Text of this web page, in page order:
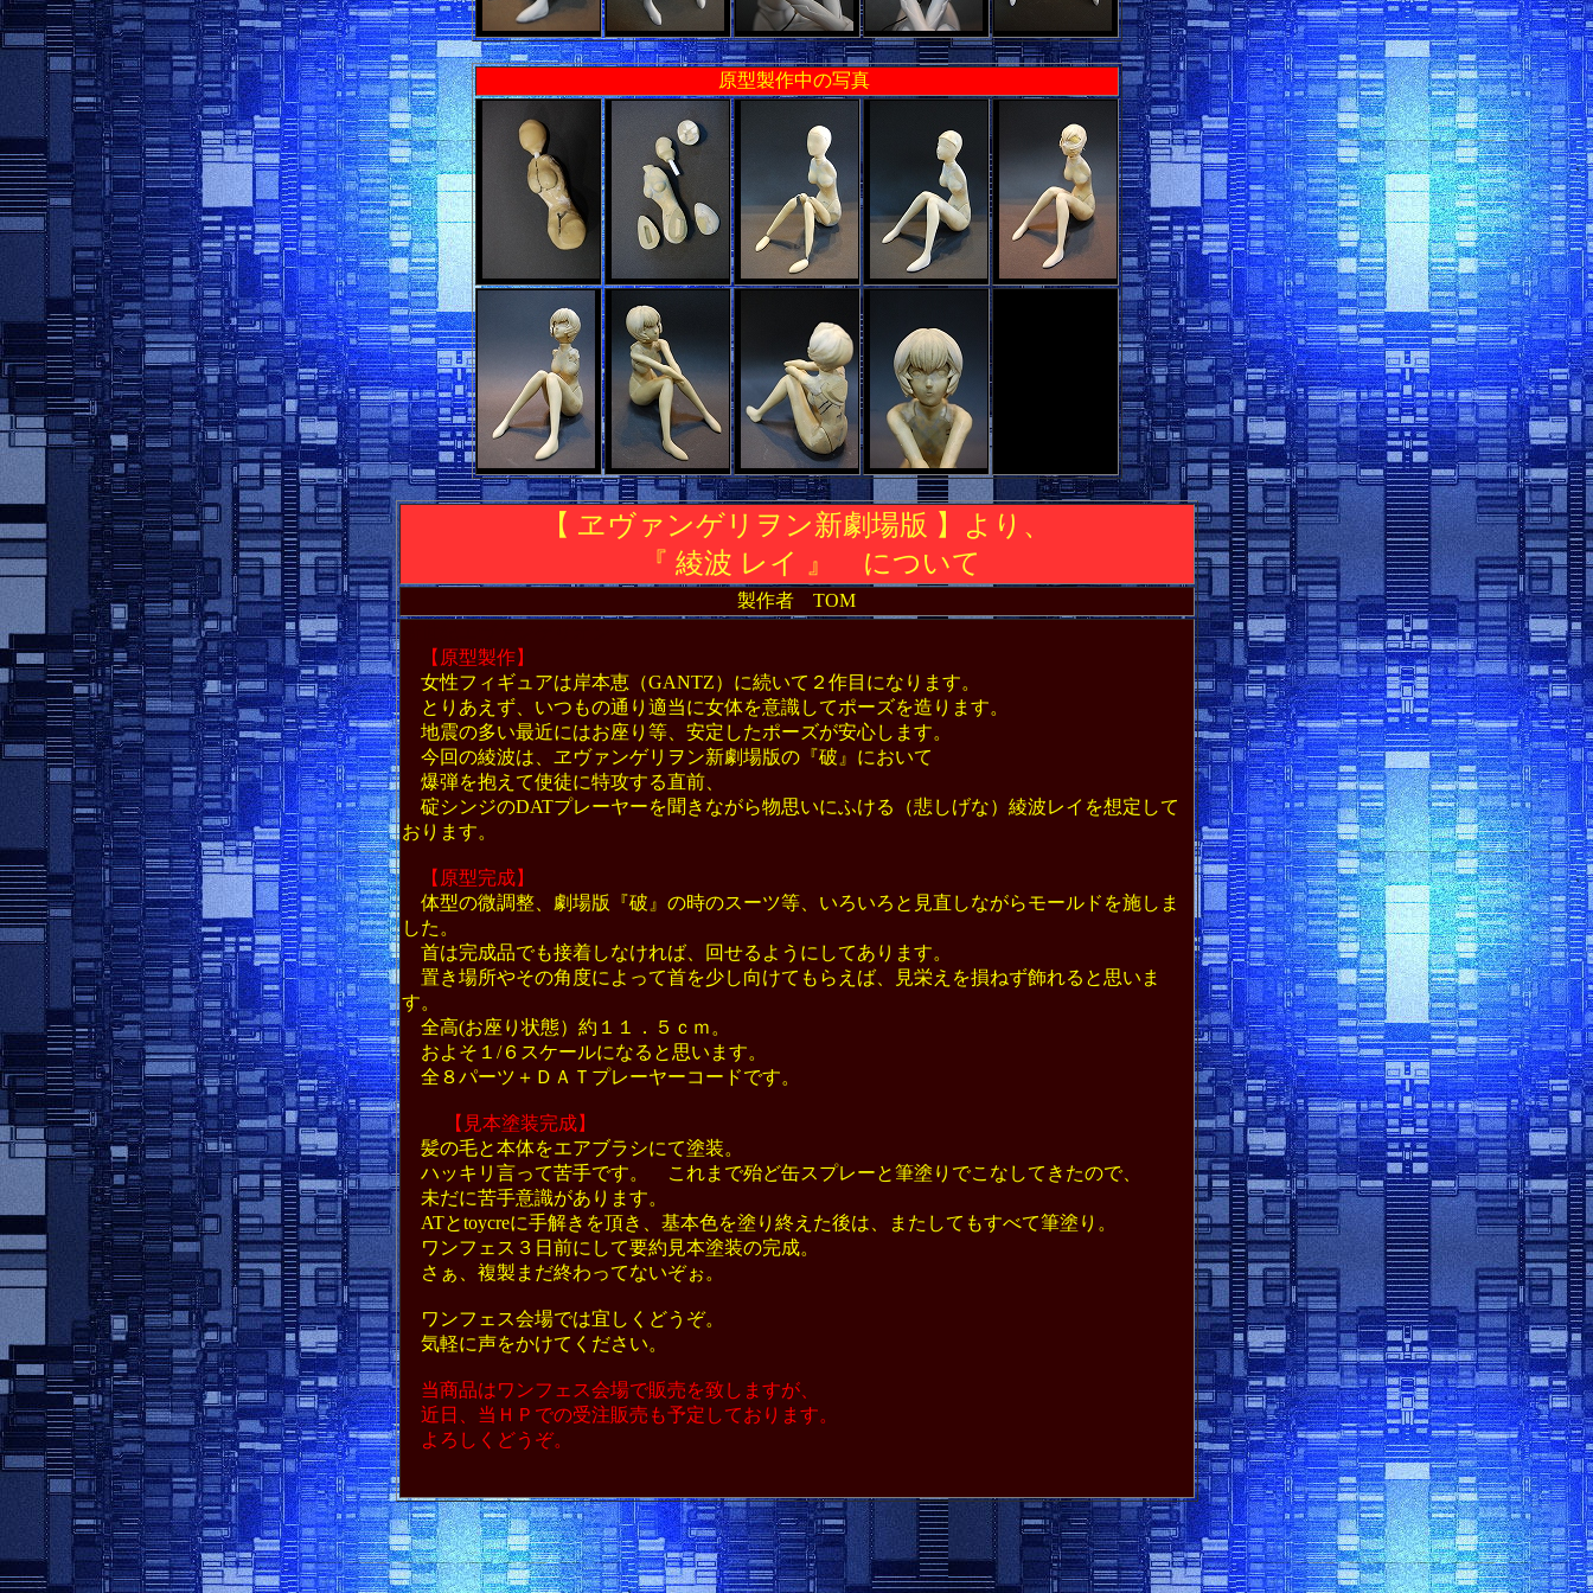
原型製作中の写真
【 ヱヴァンゲリヲン新劇場版 】より、
『 綾波 レイ 』 について
製作者 TOM
【原型製作】
女性フィギュアは岸本恵（GANTZ）に続いて２作目になります。
とりあえず、いつもの通り適当に女体を意識してポーズを造ります。
地震の多い最近にはお座り等、安定したポーズが安心します。
今回の綾波は、ヱヴァンゲリヲン新劇場版の『破』において
爆弾を抱えて使徒に特攻する直前、
碇シンジのDATプレーヤーを聞きながら物思いにふける（悲しげな）綾波レイを想定して
おります。
【原型完成】
体型の微調整、劇場版『破』の時のスーツ等、いろいろと見直しながらモールドを施しま
した。
首は完成品でも接着しなければ、回せるようにしてあります。
置き場所やその角度によって首を少し向けてもらえば、見栄えを損ねず飾れると思いま
す。
全高(お座り状態）約１１．５ｃｍ。
およそ１/６スケールになると思います。
全８パーツ＋ＤＡＴプレーヤーコードです。
【見本塗装完成】
髪の毛と本体をエアブラシにて塗装。
ハッキリ言って苦手です。 これまで殆ど缶スプレーと筆塗りでこなしてきたので、
未だに苦手意識があります。
ATとtoycreに手解きを頂き、基本色を塗り終えた後は、またしてもすべて筆塗り。
ワンフェス３日前にして要約見本塗装の完成。
さぁ、複製まだ終わってないぞぉ。
ワンフェス会場では宜しくどうぞ。
気軽に声をかけてください。
当商品はワンフェス会場で販売を致しますが、
近日、当ＨＰでの受注販売も予定しております。
よろしくどうぞ。